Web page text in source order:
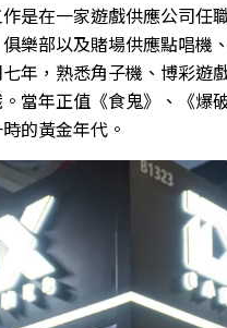
是在一家遊戲供應公司任
樂部以及賭場供應點唱機
年，熟悉角子機、博彩遊
當年正值《食鬼》、《爆
的黃金年代。